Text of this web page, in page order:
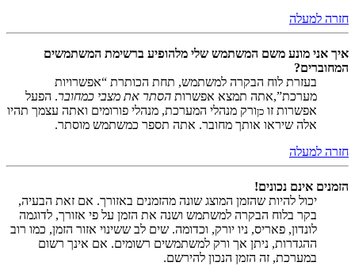
חזרה למעלה
איך אני מונע משם המשתמש שלי מלהופיע ברשימת המשתמשים
המחוברים?
בעזרת לוח הבקרה למשתמש, תחת הכותרת “אפשרויות
מערכת”,אתה תמצא אפשרות הסתר את מצבי כמחובר. הפעל
אפשרות זו כןורק מנהלי המערכת, מנהלי פורומים ואתה עצמך תהיו
אלה שיראו אותך מחובר. אתה תספר כמשתמש מוסתר.
חזרה למעלה
הזמנים אינם נכונים!
יכול להיות שהזמן המוצג שונה מהזמנים באזורך. אם זאת הבעיה,
בקר בלוח הבקרה למשתמש ושנה את הזמן על פי אזורך, לדוגמה
לונדון, פאריס, ניו יורק, וכדומה. שים לב ששינוי אזור הזמן, כמו רוב
ההגדרות, ניתן אך ורק למשתמשים רשומים. אם אינך רשום
במערכת, זה הזמן הנכון להירשם.